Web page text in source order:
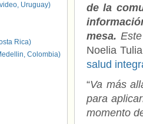
de la
mesa.
Noelia
salud
“Va más
para
momento
Uruguay)
Rica)
Colombia)